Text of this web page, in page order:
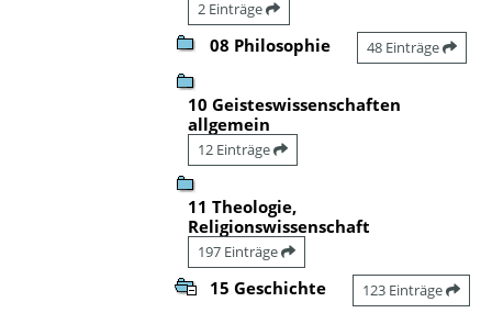
2 Einträge
08 Philosophie 48 Einträge
10 Geisteswissenschaften
allgemein
12 Einträge
11 Theologie,
Religionswissenschaft
197 Einträge
15 Geschichte 123 Einträge